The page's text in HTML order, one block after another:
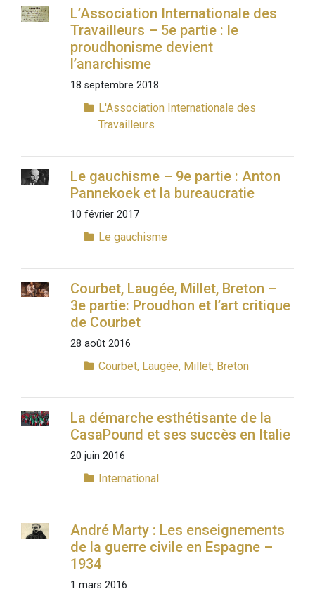
L’Association Internationale des
Travailleurs – 5e partie : le
proudhonisme devient
l’anarchisme
18 septembre 2018
L'Association Internationale des
Travailleurs
Le gauchisme – 9e partie : Anton
Pannekoek et la bureaucratie
10 février 2017
Le gauchisme
Courbet, Laugée, Millet, Breton –
3e partie: Proudhon et l’art critique
de Courbet
28 août 2016
Courbet, Laugée, Millet, Breton
La démarche esthétisante de la
CasaPound et ses succès en Italie
20 juin 2016
International
André Marty : Les enseignements
de la guerre civile en Espagne –
1934
1 mars 2016